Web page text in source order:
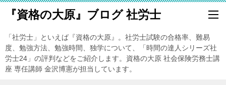
『資格の大原』ブログ 社労士
「社労士」といえば『資格の大原』。社労士試験の合格率、難易
度、勉強方法、勉強時間、独学について、「時間の達人シリーズ社
労士24」の評判などをご紹介します。資格の大原 社会保険労務士講
座 専任講師 金沢博憲が担当しています。